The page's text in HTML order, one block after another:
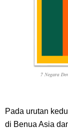
7 Negara
Pada urutan
di Benua Asia